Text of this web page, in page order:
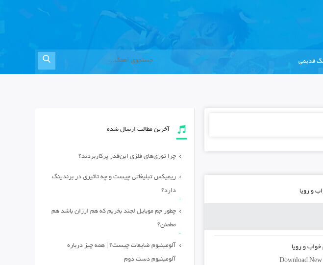
قدیمی
و رویا
خواب و رویا
Download
آخرین مطالب ارسال شده
چرا توری‌های فلزی این‌قدر پرکاربردند؟
ریمیکس تبلیغاتی چیست و چه تاثیری در برندینگ
دارد؟
چطور جم موبایل لجند بخریم که هم ارزان باشد هم
مطمئن؟
آلومینیوم ضایعات چیست؟ | همه چیز درباره
آلومینیوم دست دوم